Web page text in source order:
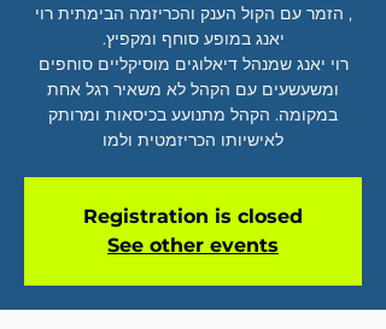
, הזמר עם הקול הענק והכריזמה הבימתית רוי
רוי יאנג שמנהל דיאלוגים מוסיקליים סוחפים
ומשעשעים עם הקהל לא משאיר רגל אחת
במקומה. הקהל מתנועע בכיסאות ומרותק
לאישיותו הכריזמטית ולמו
Registration is closed
See other events